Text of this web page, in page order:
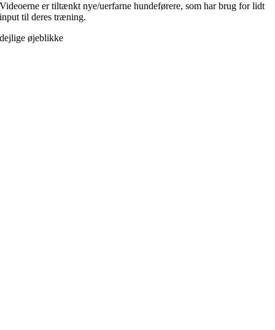
Videoerne er tiltænkt nye/uerfarne hundeførere, som har brug for lidt
input til deres træning.
dejlige øjeblikke